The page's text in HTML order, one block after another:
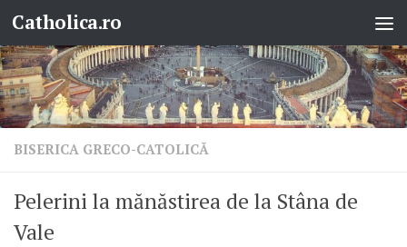
Skip to content
Catholica.ro
BISERICA GRECO-CATOLICĂ
Pelerini la mănăstirea de la Stâna de
Vale